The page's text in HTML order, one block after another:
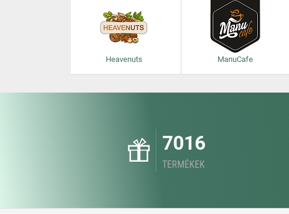
Heavenuts ManuCafe
7016
TERMÉKEK